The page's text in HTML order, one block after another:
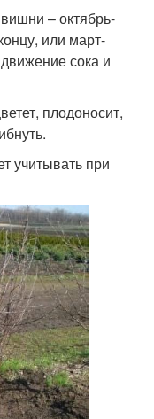
– октябрь-
или март-
сока и
плодоносит,
учитывать при